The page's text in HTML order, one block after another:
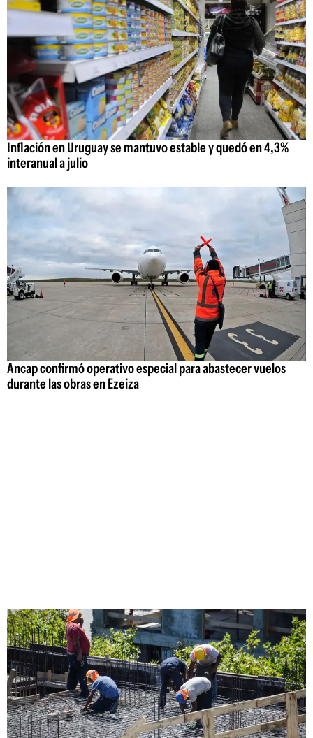
Inflación en Uruguay se mantuvo estable y quedó en 4,3%
interanual a julio
Ancap confirmó operativo especial para abastecer vuelos
durante las obras en Ezeiza